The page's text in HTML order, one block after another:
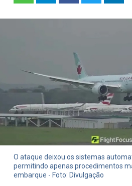
O ataque deixou os sistemas
permitindo apenas procedimentos
embarque - Foto: Divulgação